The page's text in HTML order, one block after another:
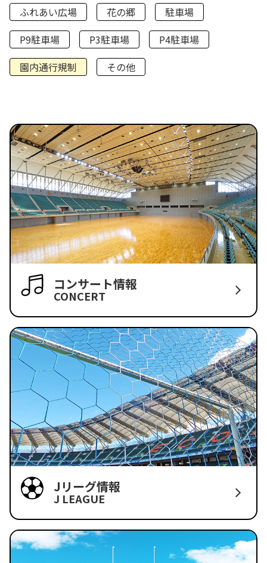
ふれあい広場
花の郷
駐車場
P9駐車場
P3駐車場
P4駐車場
園内通行規制
その他
コンサート情報
CONCERT
Jリーグ情報
J LEAGUE